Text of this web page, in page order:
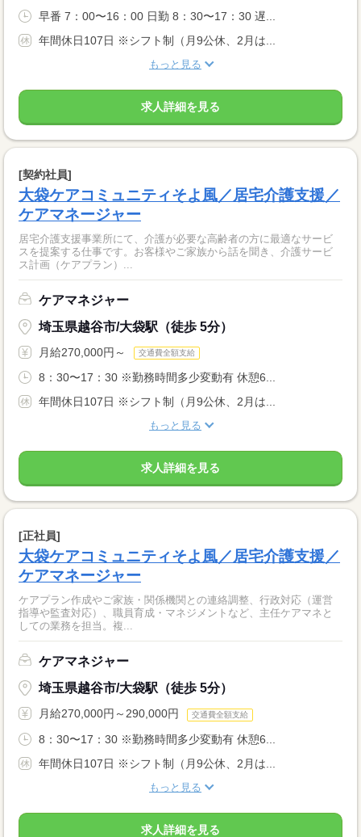
早番 7：00〜16：00 日勤 8：30〜17：30 遅...
年間休日107日 ※シフト制（月9公休、2月は...
もっと見る
求人詳細を見る
[契約社員]
大袋ケアコミュニティそよ風／居宅介護支援／
ケアマネージャー
居宅介護支援事業所にて、介護が必要な高齢者の方に最適なサービ
スを提案する仕事です。お客様やご家族から話を聞き、介護サービ
ス計画（ケアプラン）...
ケアマネジャー
埼玉県越谷市/大袋駅（徒歩 5分）
月給270,000円～ 交通費全額支給
8：30〜17：30 ※勤務時間多少変動有 休憩6...
年間休日107日 ※シフト制（月9公休、2月は...
もっと見る
求人詳細を見る
[正社員]
大袋ケアコミュニティそよ風／居宅介護支援／
ケアマネージャー
ケアプラン作成やご家族・関係機関との連絡調整、行政対応（運営
指導や監査対応）、職員育成・マネジメントなど、主任ケアマネと
しての業務を担当。複...
ケアマネジャー
埼玉県越谷市/大袋駅（徒歩 5分）
月給270,000円～290,000円 交通費全額支給
8：30〜17：30 ※勤務時間多少変動有 休憩6...
年間休日107日 ※シフト制（月9公休、2月は...
もっと見る
求人詳細を見る